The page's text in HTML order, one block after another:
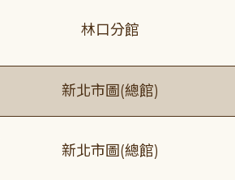
林口分館
新北市圖(總館)
新北市圖(總館)